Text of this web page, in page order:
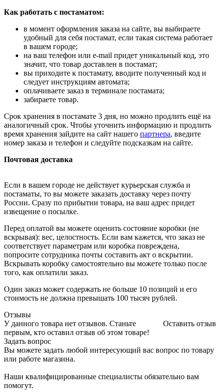
Как работать с постаматом:
в момент оформления заказа на сайте, вы выбираете
удобный для себя постамат, если такая система работает
в вашем городе;
на ваш телефон или e-mail придет уникальный код, это
значит, что товар доставлен в постамат;
вы приходите к постамату, вводите полученный код и
следует инструкциям автомата;
оплачиваете заказ в терминале постамата;
забираете товар.
Срок хранения в постамате 3 дня, но можно продлить ещё на
аналогичный срок. Чтобы уточнить информацию и продлить
время хранения зайдите на сайт нашего партнера, введите
номер заказа и телефон и следуйте подсказкам на сайте.
Почтовая доставка
Если в вашем городе не действует курьерская служба и
постаматы, то вы можете заказать доставку через почту
России. Сразу по прибытии товара, на ваш адрес придет
извещение о посылке.
Перед оплатой вы можете оценить состояние коробки (не
вскрывая): вес, целостность. Если вам кажется, что заказ не
соответствует параметрам или коробка повреждена,
попросите сотрудника почты составить акт о вскрытии.
Вскрывать коробку самостоятельно вы можете только после
того, как оплатили заказ.
Один заказ может содержать не больше 10 позиций и его
стоимость не должна превышать 100 тысяч рублей.
Отзывы
Оставить отзыв
У данного товара нет отзывов. Станьте
первым, кто оставил отзыв об этом товаре!
Задать вопрос
Вы можете задать любой интересующий вас вопрос по товару
или работе магазина.
Наши квалифицированные специалисты обязательно вам
помогут.